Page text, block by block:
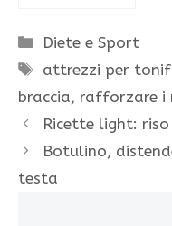
Categorie
Diete e Sport
Tag
attrezzi per
braccia, rafforzare i
Ricette light:
Botulino,
testa